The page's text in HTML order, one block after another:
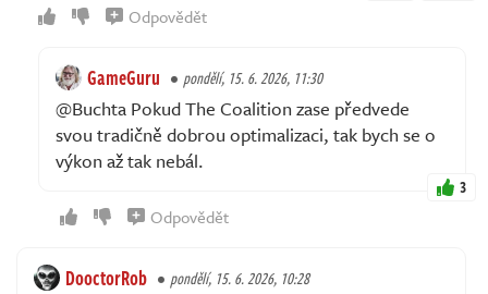
Odpovědět
GameGuru pondělí, 15. 6. 2026, 11:30
@Buchta Pokud The Coalition zase předvede
svou tradičně dobrou optimalizaci, tak bych se o
výkon až tak nebál.
3
Odpovědět
DooctorRob pondělí, 15. 6. 2026, 10:28